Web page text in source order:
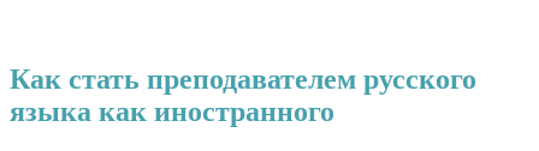
Как стать преподавателем русского
языка как иностранного